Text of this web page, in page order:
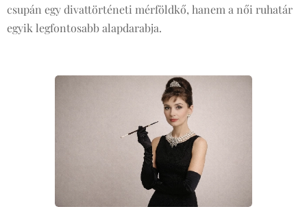
csupán egy divattörténeti mérföldkő, hanem a női ruhatár
egyik legfontosabb alapdarabja.